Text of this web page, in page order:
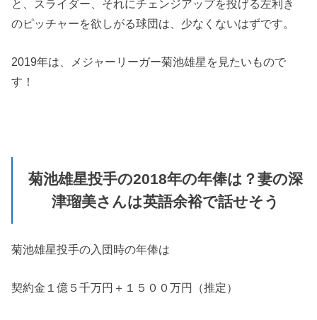
と、スライダー、それにチェンジアップを投げる左利き
のピッチャーを欲しがる球団は、少なくないはずです。
2019年は、メジャーリーガー菊池雄星を見たいもので
す！
菊池雄星投手の2018年の年俸は？妻の深
津瑠美さんは英語余裕で話せそう
菊池雄星投手の入団時の年俸は
契約金１億５千万円＋１５００万円（推定）